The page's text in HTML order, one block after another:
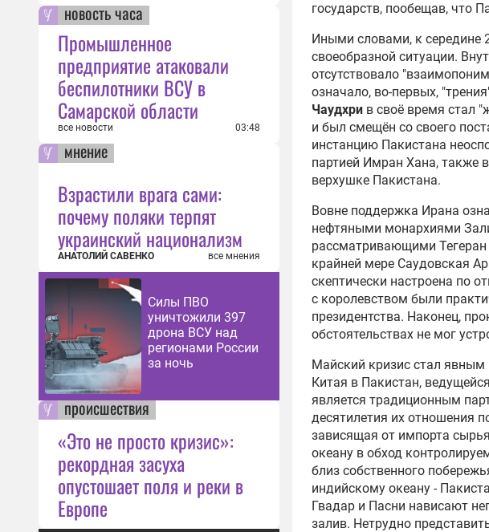
новость часа
Промышленное
предприятие атаковали
беспилотники ВСУ в
Самарской области
все новости 03:48
мнение
Взрастили врага сами:
почему поляки терпят
украинский национализм
АНАТОЛИЙ САВЕНКО все мнения
Силы ПВО
уничтожили 397
дрона ВСУ над
регионами России
за ночь
происшествия
«Это не просто кризис»:
рекордная засуха
опустошает поля и реки в
Европе
государств, пообещав, что
Иными словами, к середине
своеобразной ситуации.
отсутствовало
означало, во-первых,
Чаудхри в своё время стал
и был смещён со своего
инстанцию Пакистана
партией Имран Хана, также
верхушке Пакистана.
Вовне поддержка Ирана
нефтяными монархиями
рассматривающими Тегеран
крайней мере Саудовская
скептически настроена по
с королевством были
президентства. Наконец,
обстоятельствах не мог
Майский кризис стал
Китая в Пакистан,
является традиционным
десятилетия их отношения
зависящая от импорта
океану в обход
близ собственного
индийскому океану -
Гвадар и Пасни нависают
залив. Нетрудно